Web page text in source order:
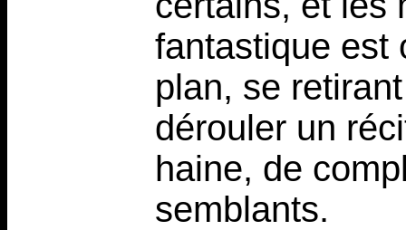
fantastique est
plan, se
dérouler un
haine, de
semblants.